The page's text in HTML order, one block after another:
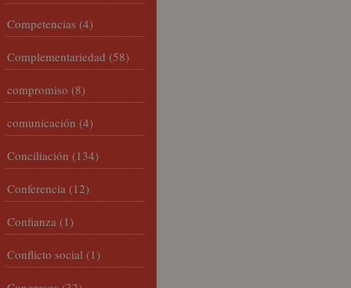
Competencias (4)
Complementariedad (58)
compromiso (8)
comunicación (4)
Conciliación (134)
Conferencia (12)
Confianza (1)
Conflicto social (1)